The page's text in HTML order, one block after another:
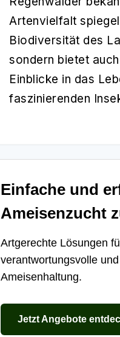
Artenvielfalt
Biodiversität des
sondern bietet
Einblicke in das
faszinierenden
Einfache und
Ameisenzucht
Artgerechte Lösungen
verantwortungsvolle
Ameisenhaltung.
Jetzt Angebote